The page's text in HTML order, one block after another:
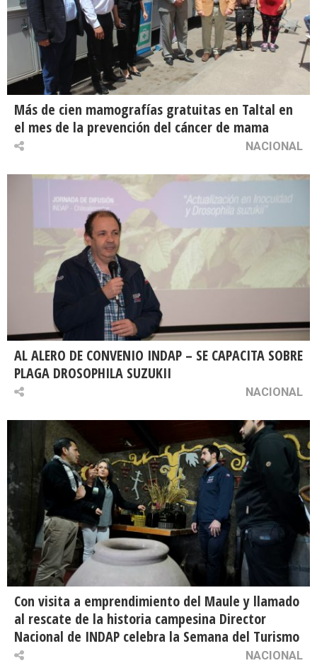
Más de cien mamografías gratuitas en Taltal en
el mes de la prevención del cáncer de mama
NACIONAL
AL ALERO DE CONVENIO INDAP – SE CAPACITA SOBRE
PLAGA DROSOPHILA SUZUKII
NACIONAL
Con visita a emprendimiento del Maule y llamado
al rescate de la historia campesina Director
Nacional de INDAP celebra la Semana del Turismo
NACIONAL